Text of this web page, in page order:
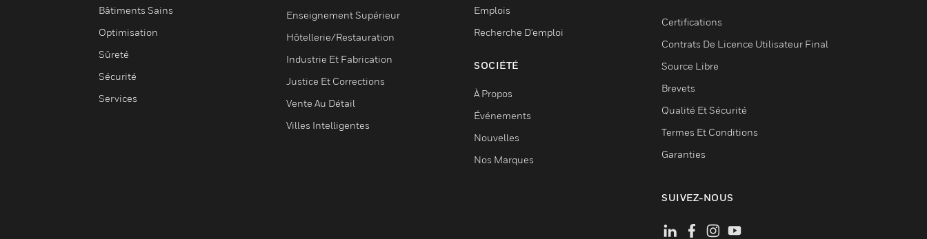
Bâtiments Sains
Optimisation
Sûreté
Sécurité
Services
Enseignement Supérieur
Hôtellerie/Restauration
Industrie Et Fabrication
Justice Et Corrections
Vente Au Détail
Villes Intelligentes
Emplois
Recherche D'emploi
SOCIÉTÉ
À Propos
Événements
Nouvelles
Nos Marques
Certifications
Contrats De Licence Utilisateur Final
Source Libre
Brevets
Qualité Et Sécurité
Termes Et Conditions
Garanties
SUIVEZ-NOUS